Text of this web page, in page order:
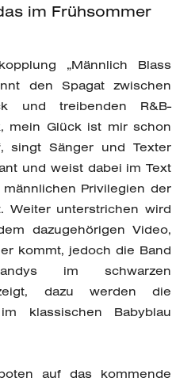
im Frühsommer
„Männlich Blass
den Spagat zwischen
und treibenden R&B-
mein Glück ist mir schon
singt Sänger und Texter
und weist dabei im Text
Privilegien der
Weiter unterstrichen wird
dazugehörigen Video,
kommt, jedoch die Band
im schwarzen
dazu werden die
klassischen Babyblau
auf das kommende